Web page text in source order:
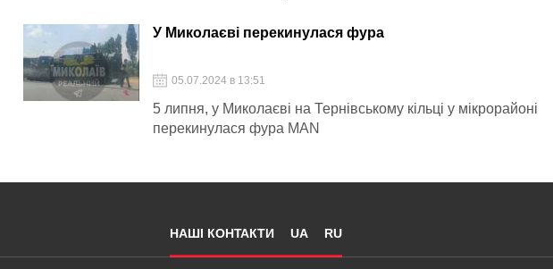
У Миколаєві перекинулася фура
05.07.2024 в 13:51
5 липня, у Миколаєві на Тернівському кільці у мікрорайоні
перекинулася фура MAN
НАШІ КОНТАКТИ UA RU